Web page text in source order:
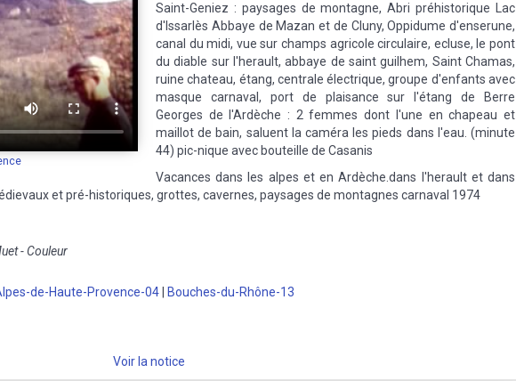
Saint-Geniez : paysages de montagne, Abri préhistorique Lac
d'Issarlès Abbaye de Mazan et de Cluny, Oppidume d'enserune,
canal du midi, vue sur champs agricole circulaire, ecluse, le pont
du diable sur l'herault, abbaye de saint guilhem, Saint Chamas,
ruine chateau, étang, centrale électrique, groupe d'enfants avec
masque carnaval, port de plaisance sur l'étang de Berre
Georges de l'Ardèche : 2 femmes dont l'une en chapeau et
maillot de bain, saluent la caméra les pieds dans l'eau. (minute
44) pic-nique avec bouteille de Casanis
Vacances dans les alpes et en Ardèche.dans l'herault et dans
et pré-historiques, grottes, cavernes, paysages de montagnes carnaval 1974
- Couleur
de-Haute-Provence-04 Bouches-du-Rhône-13
Voir la notice